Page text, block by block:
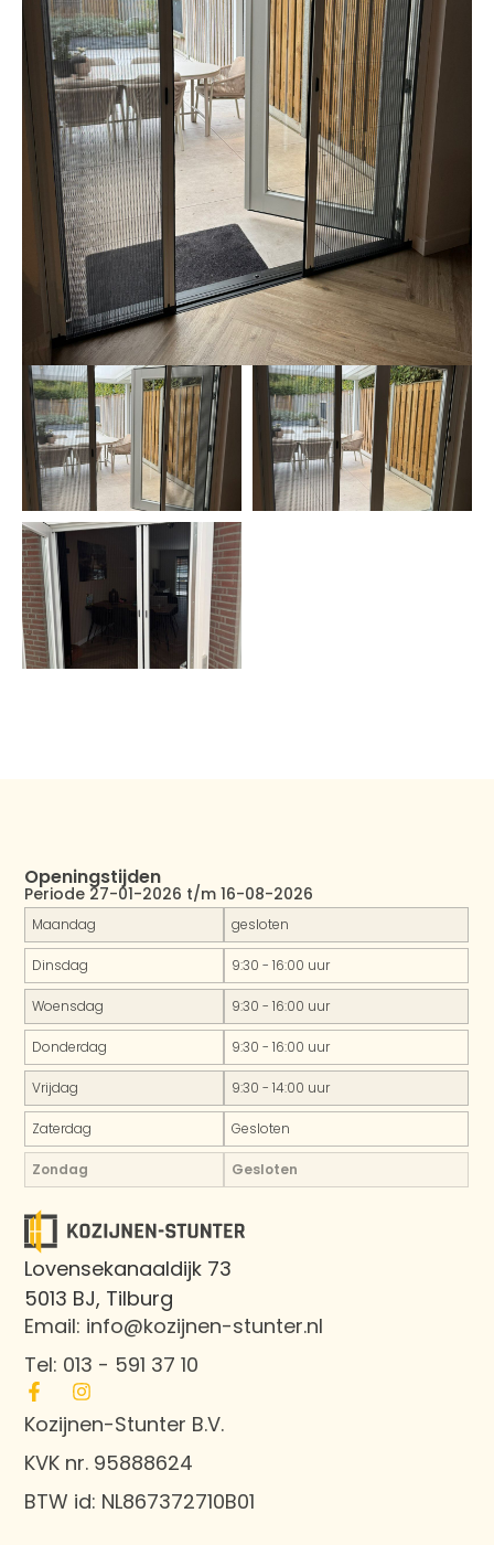
Lovensekanaaldijk 73
5013 BJ, Tilburg
Email: info@kozijnen-stunter.nl
Tel: 013 - 591 37 10
Kozijnen-Stunter B.V.
KVK nr. 95888624
BTW id: NL867372710B01
Openingstijden
Periode 27-01-2026 t/m 16-08-2026
Maandag gesloten
Dinsdag 9:30 - 16:00 uur
Woensdag 9:30 - 16:00 uur
Donderdag 9:30 - 16:00 uur
Vrijdag 9:30 - 14:00 uur
Zaterdag Gesloten
Zondag Gesloten